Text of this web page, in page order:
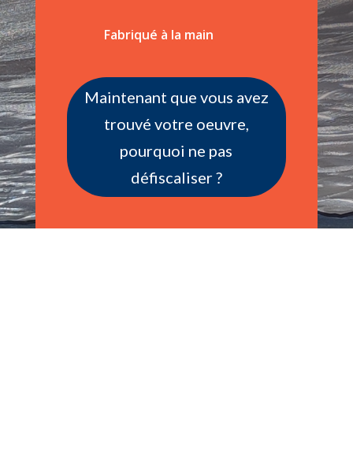
Fabriqué à la main
Maintenant que vous avez
trouvé votre oeuvre,
pourquoi ne pas
défiscaliser ?